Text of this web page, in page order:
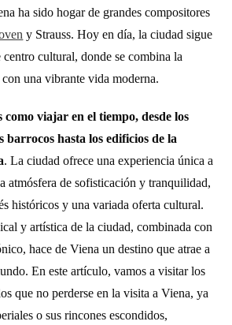
ha sido hogar de grandes compositores
y Strauss. Hoy en día, la ciudad sigue
cultural, donde se combina la
una vibrante vida moderna.
como viajar en el tiempo, desde los
barrocos hasta los edificios de la
. La ciudad ofrece una experiencia única a
atmósfera de sofisticación y tranquilidad,
históricos y una variada oferta cultural.
y artística de la ciudad, combinada con
hace de Viena un destino que atrae a
En este artículo, vamos a visitar los
que no perderse en la visita a Viena, ya
o sus rincones escondidos,